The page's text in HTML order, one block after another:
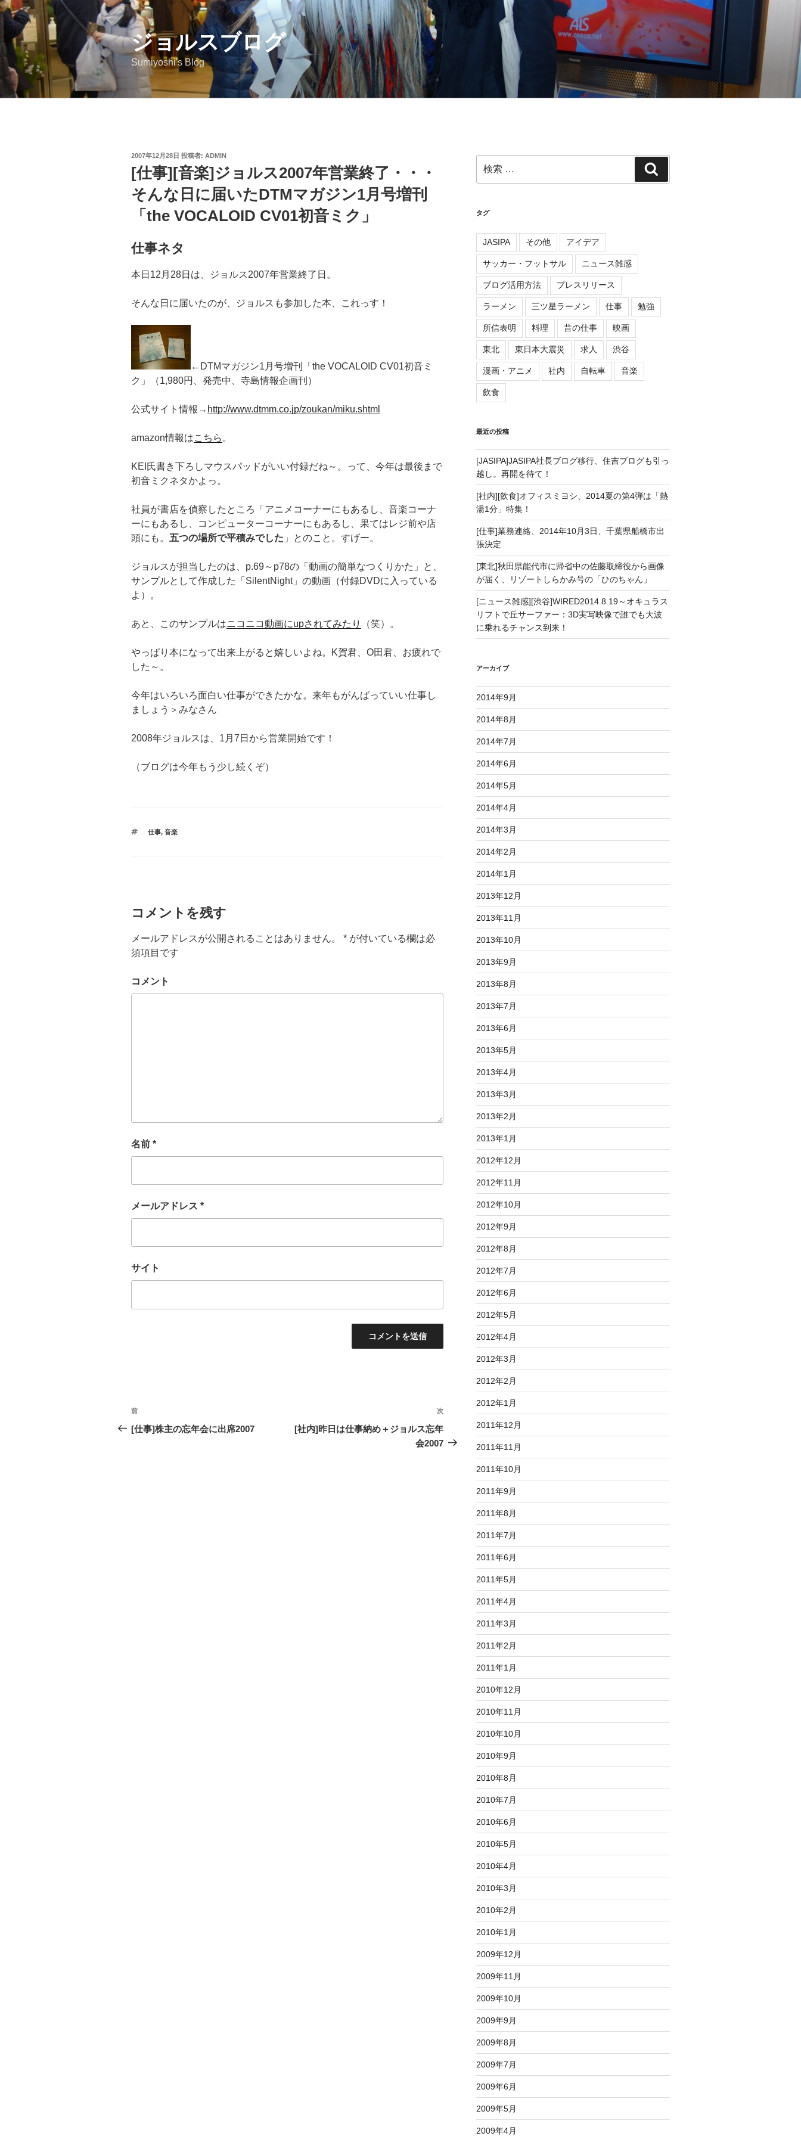
コ
ツ
へ
ジョルスブログ
Sumiyoshi's Blog
投
日:
2007年12月28日 投稿者: ADMIN
[仕事][音楽]ジョルス2007年営業終了・・・
そんな日に届いたDTMマガジン1月号増刊
「the VOCALOID CV01初音ミク」
仕事ネタ
本日12月28日は、ジョルス2007年営業終了日。
そんな日に届いたのが、ジョルスも参加した本、これっす！
←DTMマガジン1月号増刊「the VOCALOID CV01初音ミ
ク」（1,980円、発売中、寺島情報企画刊）
公式サイト情報→ http://www.dtmm.co.jp/zoukan/miku.shtml
amazon情報はこちら 。
KEI氏書き下ろしマウスパッドがいい付録だね～。って、今年は最後まで
初音ミクネタかよっ。
社員が書店を偵察したところ「アニメコーナーにもあるし、音楽コーナ
ーにもあるし、コンピューターコーナーにもあるし、果てはレジ前や店
頭にも。 五つの場所で平積みでした 」とのこと。すげー。
ジョルスが担当したのは、p.69～p78の「動画の簡単なつくりかた」と、
サンプルとして作成した「SilentNight」の動画（付録DVDに入っている
よ）。
あと、このサンプルはニコニコ動画にupされてみたり （笑）。
やっぱり本になって出来上がると嬉しいよね。K賀君、O田君、お疲れで
した～。
今年はいろいろ面白い仕事ができたかな。来年もがんばっていい仕事し
ましょう＞みなさん
2008年ジョルスは、1月7日から営業開始です！
（ブログは今年もう少し続くぞ）
タ
仕事, 音楽
コメントを残す
メールアドレスが公開されることはありません。 * が付いている欄は必
須項目です
コメント
名前 *
メールアドレス *
サイト
投
稿
過
去
前
[仕事]株主の忘年会に出席2007
投
次
[社内]昨日は仕事納め＋ジョルス忘年
会2007
索:
索
タグ
JASIPA その他 アイデア
サッカー・フットサル ニュース雑感
ブログ活用方法 プレスリリース
ラーメン 三ツ星ラーメン 仕事 勉強
所信表明 料理 昔の仕事 映画
東北 東日本大震災 求人 渋谷
漫画・アニメ 社内 自転車 音楽
飲食
最近の投稿
[JASIPA]JASIPA社長ブログ移行、住吉ブログも引っ
越し。再開を待て！
[社内][飲食]オフィスミヨシ、2014夏の第4弾は「熱
湯1分」特集！
[仕事]業務連絡、2014年10月3日、千葉県船橋市出
張決定
[東北]秋田県能代市に帰省中の佐藤取締役から画像
が届く、リゾートしらかみ号の「ひのちゃん」
[ニュース雑感][渋谷]WIRED2014.8.19～オキュラス
リフトで丘サーファー：3D実写映像で誰でも大波
に乗れるチャンス到来！
アーカイブ
2014年9月
2014年8月
2014年7月
2014年6月
2014年5月
2014年4月
2014年3月
2014年2月
2014年1月
2013年12月
2013年11月
2013年10月
2013年9月
2013年8月
2013年7月
2013年6月
2013年5月
2013年4月
2013年3月
2013年2月
2013年1月
2012年12月
2012年11月
2012年10月
2012年9月
2012年8月
2012年7月
2012年6月
2012年5月
2012年4月
2012年3月
2012年2月
2012年1月
2011年12月
2011年11月
2011年10月
2011年9月
2011年8月
2011年7月
2011年6月
2011年5月
2011年4月
2011年3月
2011年2月
2011年1月
2010年12月
2010年11月
2010年10月
2010年9月
2010年8月
2010年7月
2010年6月
2010年5月
2010年4月
2010年3月
2010年2月
2010年1月
2009年12月
2009年11月
2009年10月
2009年9月
2009年8月
2009年7月
2009年6月
2009年5月
2009年4月